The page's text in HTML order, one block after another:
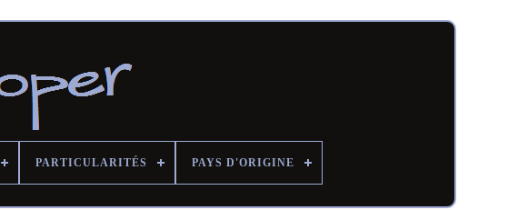
PARTICULARITÉS PAYS D'ORIGINE